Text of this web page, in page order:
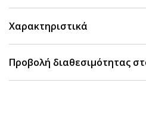
Χαρακτηριστικά
Προβολή διαθεσιμότητας